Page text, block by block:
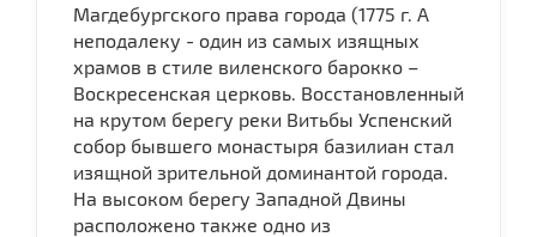
Магдебургского права города (1775 г. А
неподалеку - один из самых изящных
храмов в стиле виленского барокко –
Воскресенская церковь. Восстановленный
на крутом берегу реки Витьбы Успенский
собор бывшего монастыря базилиан стал
изящной зрительной доминантой города.
На высоком берегу Западной Двины
расположено также одно из